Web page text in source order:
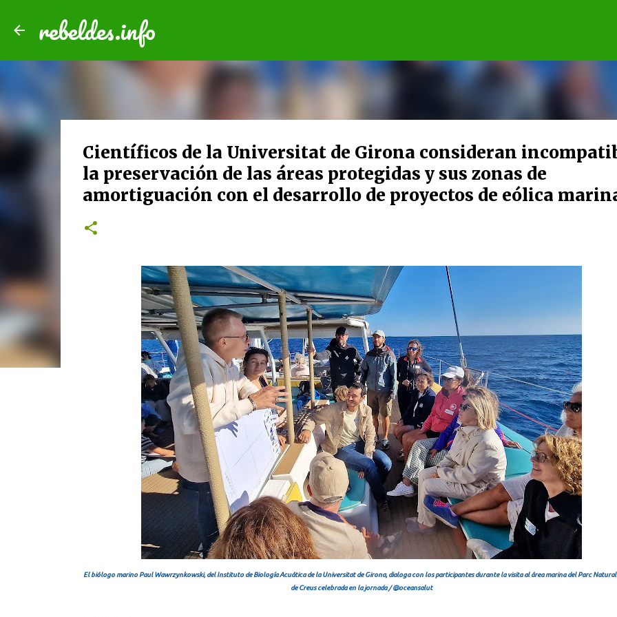
rebeldes.info
Científicos de la Universitat de Girona consideran
la preservación de las áreas protegidas y sus zonas de
amortiguación con el desarrollo de proyectos de eólica
El biólogo marino Paul Wawrzynkowski, del Instituto de Biología Acuática de la Universitat de Girona, dialoga con los participantes durante la visita al área marina del Parc Natural
de Creus celebrada en la jornada / @oceansalut